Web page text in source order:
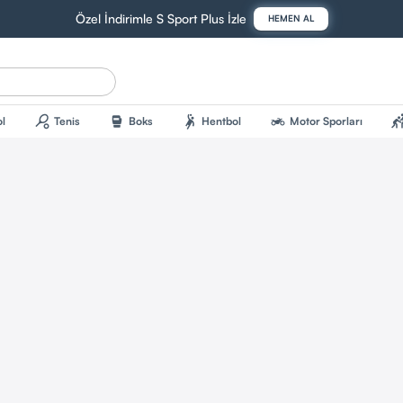
Özel İndirimle S Sport Plus İzle HEMEN AL
sports_tennis Tenis sports_mma Boks sports_handball Hentbol two_wheeler Motor Sporları